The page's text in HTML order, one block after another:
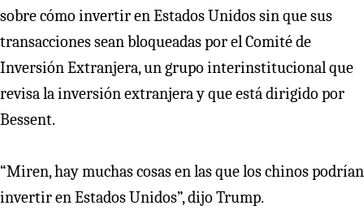
sobre cómo invertir en Estados Unidos sin que sus
transacciones sean bloqueadas por el Comité de
Inversión Extranjera, un grupo interinstitucional que
revisa la inversión extranjera y que está dirigido por
Bessent.
“Miren, hay muchas cosas en las que los chinos podrían
invertir en Estados Unidos”, dijo Trump.